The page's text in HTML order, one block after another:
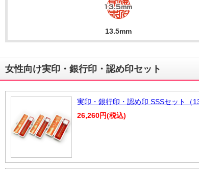
13.5mm
女性向け実印・銀行印・認め印セット
実印・銀行印・認め印 SSSセット（
26,260円(税込)